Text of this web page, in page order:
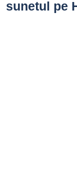
sunetul pe